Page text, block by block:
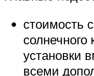
стоимость
солнечного
установки
всеми